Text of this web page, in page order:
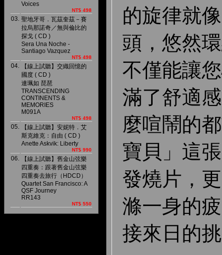
Voices
NT$ 498
03. 聖地牙哥．瓦茲奎茲－賽
拉烏那諾奇／無與倫比的
探戈 ( CD )
Sera Una Noche -
Santiago Vazquez
NT$ 498
04.
【線上試聽】交織回憶的
國度 ( CD )
連珮如 琵琶
TRANSCENDING
CONTINENTS &
MEMORIES
M091A
NT$ 498
05.
【線上試聽】安妮特．艾
斯克維克：自由 ( CD )
Anette Askvik: Liberty
NT$ 990
06.
【線上試聽】舊金山弦樂
四重奏：跟著舊金山弦樂
四重奏去旅行（HDCD）
Quartet San Francisco: A
QSF Journey
RR143
NT$ 550
的旋律就
頭，悠然
不僅能讓
滿了舒適
麼喧鬧的
寶貝」這
發燒片，
滌一身的
接來日的